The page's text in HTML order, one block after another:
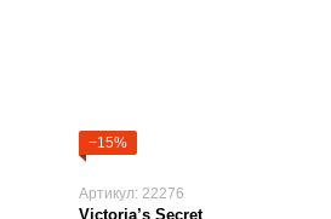
−15%
Артикул: 22276
Victoria’s Secret